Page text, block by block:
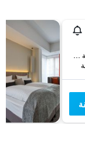
Jülicher Str. 1, كولونيا, ولاية شمال الراين وستفاليا, ألمانيا